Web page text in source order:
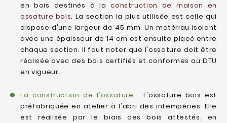
en bois destinés à laconstruction de maison en
ossature bois. La section la plus utilisée est celle qui
dispose d'une largeur de 45 mm. Un matériau isolant
avec une épaisseur de 14 cm est ensuite placé entre
chaque section. Il faut noter que l'ossature doit être
réalisée avec des bois certifiés et conformes au DTU
en vigueur.
La construction de l'ossature : L'ossature bois est
préfabriquée en atelier à l'abri des intempéries. Elle
est réalisée par le biais des bois attestés, en